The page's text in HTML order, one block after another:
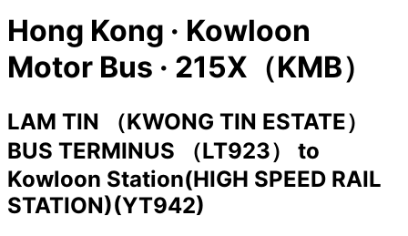
Hong Kong · Kowloon
Motor Bus · 215X（KMB）
LAM TIN （KWONG TIN ESTATE）
BUS TERMINUS （LT923）
to
Kowloon Station(HIGH SPEED RAIL
STATION)(YT942)